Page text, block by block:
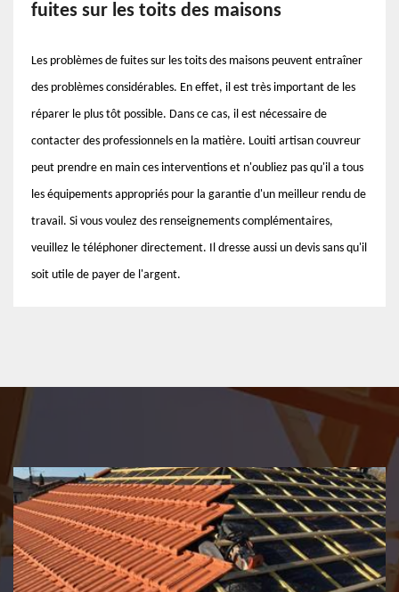
fuites sur les toits des maisons
Les problèmes de fuites sur les toits des maisons peuvent entraîner
des problèmes considérables. En effet, il est très important de les
réparer le plus tôt possible. Dans ce cas, il est nécessaire de
contacter des professionnels en la matière. Louiti artisan couvreur
peut prendre en main ces interventions et n'oubliez pas qu'il a tous
les équipements appropriés pour la garantie d'un meilleur rendu de
travail. Si vous voulez des renseignements complémentaires,
veuillez le téléphoner directement. Il dresse aussi un devis sans qu'il
soit utile de payer de l'argent.